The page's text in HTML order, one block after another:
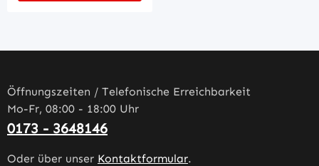
Öffnungszeiten / Telefonische Erreichbarkeit
Mo-Fr, 08:00 - 18:00 Uhr
0173 - 3648146
Oder über unser Kontaktformular.